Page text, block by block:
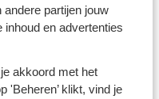
partijen jouw
inhoud en advertenties
akkoord met het
'Beheren’ klikt, vind je